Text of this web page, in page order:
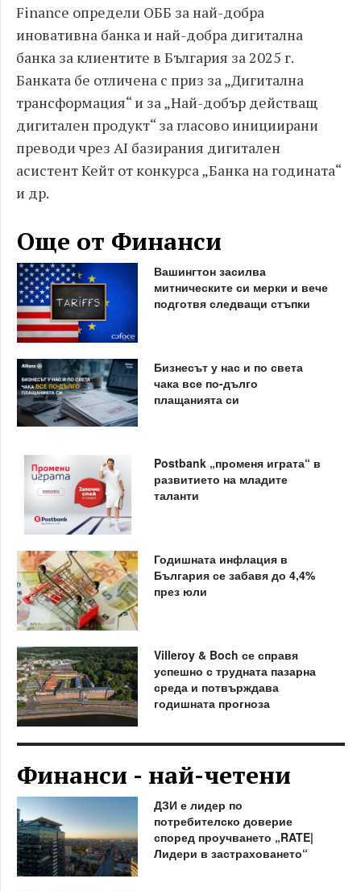
Finance определи ОББ за най-добра
иновативна банка и най-добра дигитална
банка за клиентите в България за 2025 г.
Банката бе отличена с приз за „Дигитална
трансформация“ и за „Най-добър действащ
дигитален продукт“ за гласово инициирани
преводи чрез AI базирания дигитален
асистент Кейт от конкурса „Банка на годината“
и др.
Още от Финанси
Вашингтон засилва
митническите си мерки и вече
подготвя следващи стъпки
Бизнесът у нас и по света
чака все по-дълго
плащанията си
Postbank „променя играта“ в
развитието на младите
таланти
Годишната инфлация в
България се забавя до 4,4%
през юли
Villeroy & Boch се справя
успешно с трудната пазарна
среда и потвърждава
годишната прогноза
Финанси - най-четени
ДЗИ е лидер по
потребителско доверие
според проучването „RATE|
Лидери в застраховането“